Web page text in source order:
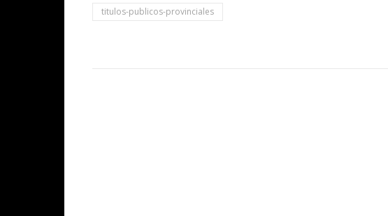
titulos-publicos-provinciales